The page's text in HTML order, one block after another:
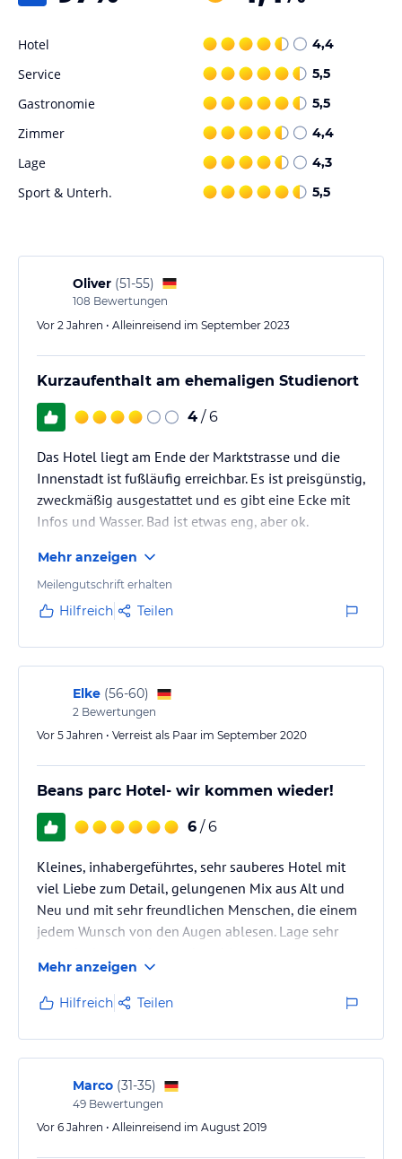
Hotel 4,4
Service 5,5
Gastronomie 5,5
Zimmer 4,4
Lage 4,3
Sport & Unterh. 5,5
Oliver (51-55)
108 Bewertungen
Vor 2 Jahren • Alleinreisend im September 2023
Kurzaufenthalt am ehemaligen Studienort
4 / 6
Das Hotel liegt am Ende der Marktstrasse und die
Innenstadt ist fußläufig erreichbar. Es ist preisgünstig,
zweckmäßig ausgestattet und es gibt eine Ecke mit
Infos und Wasser. Bad ist etwas eng, aber ok.
Mehr anzeigen
Meilengutschrift erhalten
Hilfreich Teilen
Elke (56-60)
2 Bewertungen
Vor 5 Jahren • Verreist als Paar im September 2020
Beans parc Hotel- wir kommen wieder!
6 / 6
Kleines, inhabergeführtes, sehr sauberes Hotel mit
viel Liebe zum Detail, gelungenen Mix aus Alt und
Neu und mit sehr freundlichen Menschen, die einem
jedem Wunsch von den Augen ablesen. Lage sehr
Mehr anzeigen
Hilfreich Teilen
Marco (31-35)
49 Bewertungen
Vor 6 Jahren • Alleinreisend im August 2019